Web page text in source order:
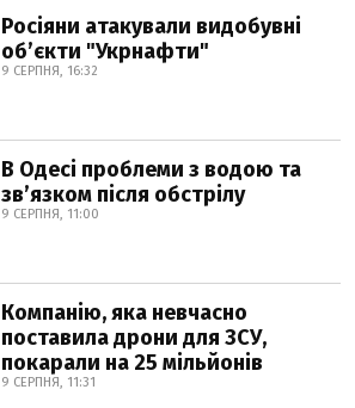
Росіяни атакували видобувні
обʼєкти "Укрнафти"
9 СЕРПНЯ, 16:32
В Одесі проблеми з водою та
звʼязком після обстрілу
9 СЕРПНЯ, 11:00
Компанію, яка невчасно
поставила дрони для ЗСУ,
покарали на 25 мільйонів
9 СЕРПНЯ, 11:31